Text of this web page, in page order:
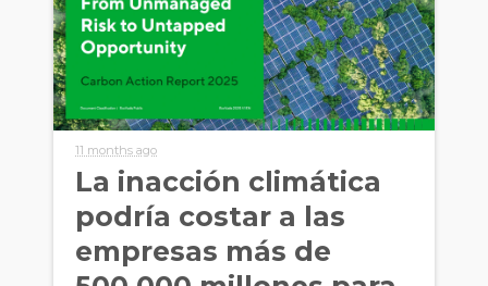
11 months ago
La inacción climática
podría costar a las
empresas más de